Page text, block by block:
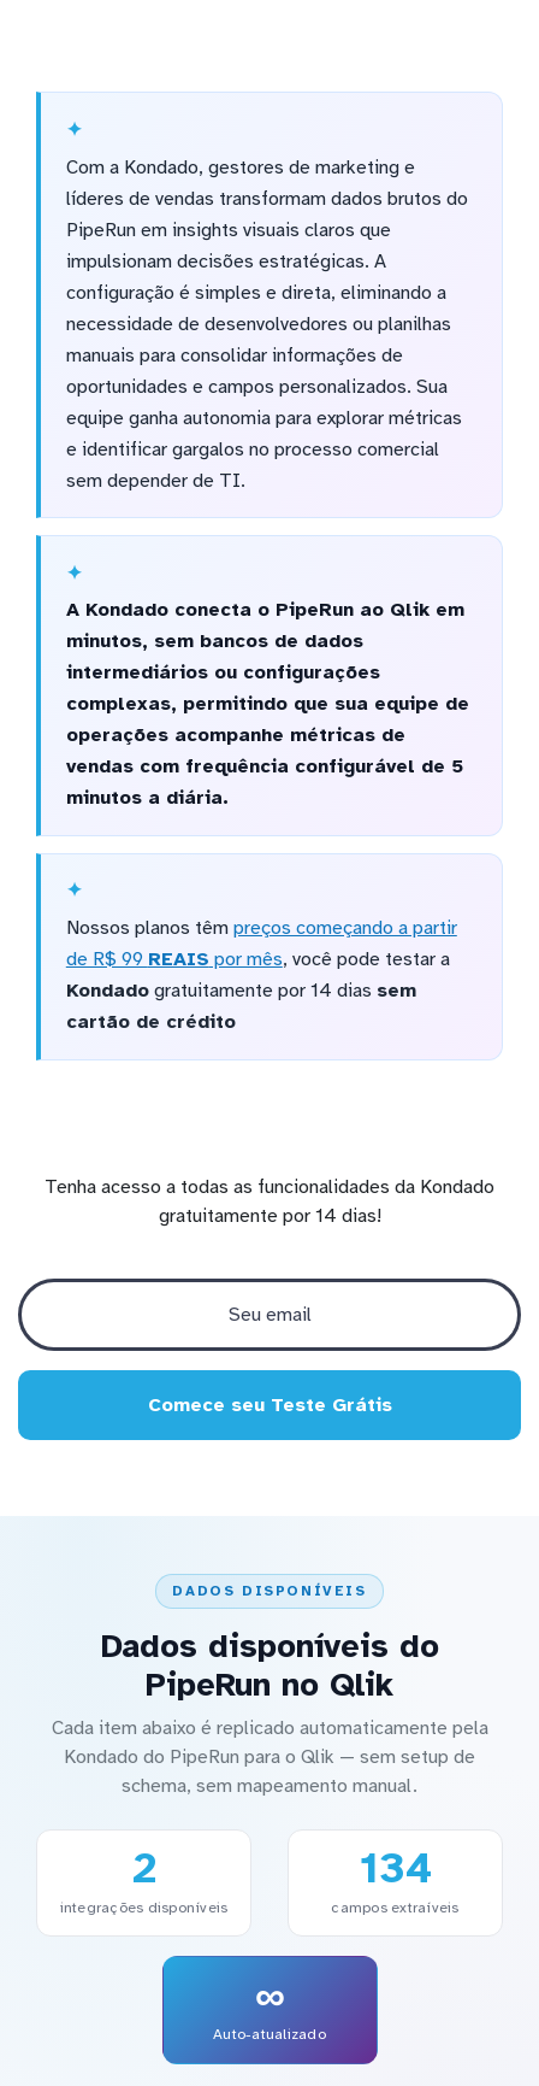
Com a Kondado, gestores de marketing e
líderes de vendas transformam dados brutos do
PipeRun em insights visuais claros que
impulsionam decisões estratégicas. A
configuração é simples e direta, eliminando a
necessidade de desenvolvedores ou planilhas
manuais para consolidar informações de
oportunidades e campos personalizados. Sua
equipe ganha autonomia para explorar métricas
e identificar gargalos no processo comercial
sem depender de TI.
A Kondado conecta o PipeRun ao Qlik em
minutos, sem bancos de dados
intermediários ou configurações
complexas, permitindo que sua equipe de
operações acompanhe métricas de
vendas com frequência configurável de 5
minutos a diária.
Nossos planos têm preços começando a partir
de R$ 99 REAIS por mês, você pode testar a
Kondadogratuitamente por 14 dias sem
cartão de crédito
Tenha acesso a todas as funcionalidades da Kondado
gratuitamente por 14 dias!
Comece seu Teste Grátis
DADOS DISPONÍVEIS
Dados disponíveis do
PipeRun no Qlik
Cada item abaixo é replicado automaticamente pela
Kondado do PipeRun para o Qlik — sem setup de
schema, sem mapeamento manual.
2
integrações disponíveis
134
campos extraíveis
∞
Auto-atualizado